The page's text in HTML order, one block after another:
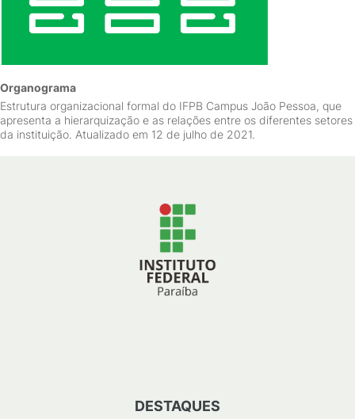
Organograma
Estrutura organizacional formal do IFPB Campus João Pessoa, que
apresenta a hierarquização e as relações entre os diferentes setores
da instituição. Atualizado em 12 de julho de 2021.
DESTAQUES